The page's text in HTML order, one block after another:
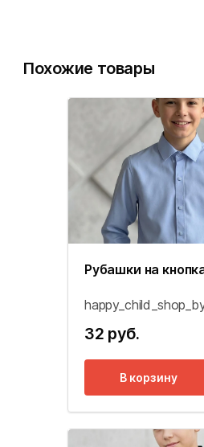
Похожие товары
Рубашки на
32 руб.
В корзину